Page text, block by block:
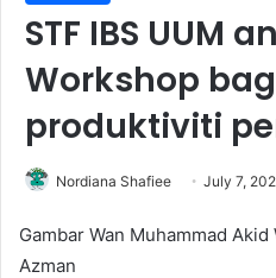
STF IBS UUM
Workshop
produktiviti
Nordiana Shafiee July 7,
Gambar Wan Muhammad
Azman